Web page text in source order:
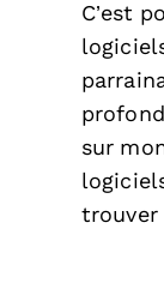
C’est
sur
trouver